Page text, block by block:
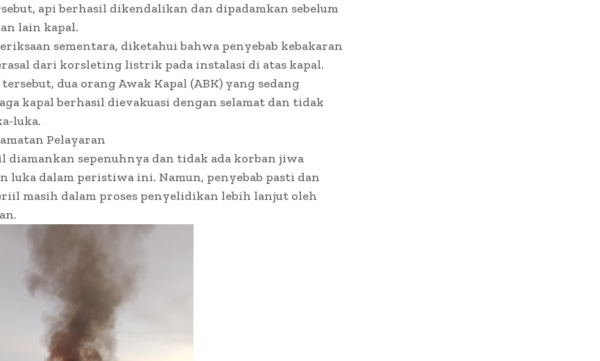
api berhasil dikendalikan dan dipadamkan sebelum
lain kapal.
sementara, diketahui bahwa penyebab kebakaran
dari korsleting listrik pada instalasi di atas kapal.
dua orang Awak Kapal (ABK) yang sedang
kapal berhasil dievakuasi dengan selamat dan tidak
luka.
Pelayaran
diamankan sepenuhnya dan tidak ada korban jiwa
luka dalam peristiwa ini. Namun, penyebab pasti dan
masih dalam proses penyelidikan lebih lanjut oleh